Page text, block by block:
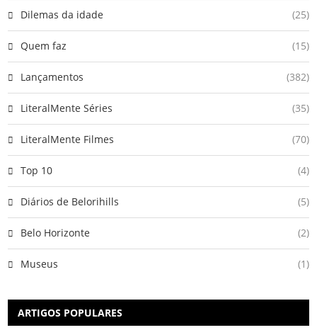
Dilemas da idade (25)
Quem faz (15)
Lançamentos (382)
LiteralMente Séries (35)
LiteralMente Filmes (70)
Top 10 (4)
Diários de Belorihills (5)
Belo Horizonte (2)
Museus (1)
ARTIGOS POPULARES